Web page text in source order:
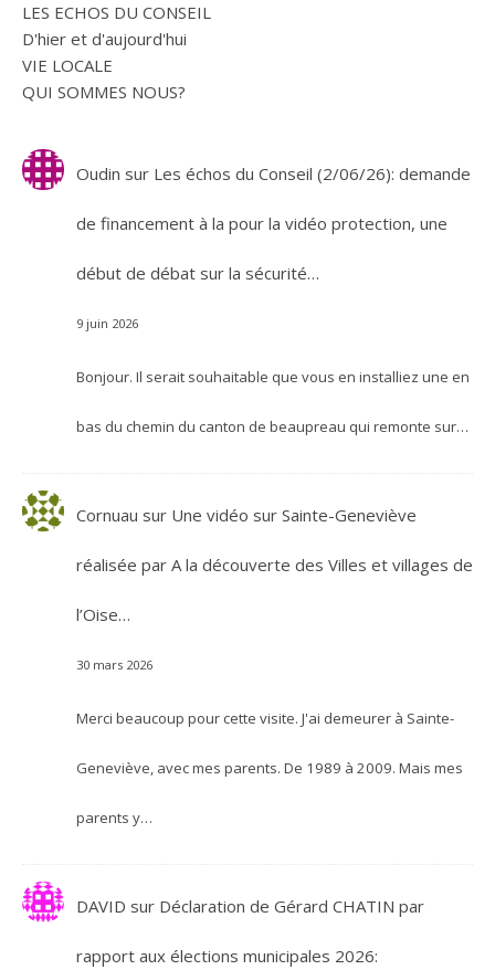
LES ECHOS DU CONSEIL
D'hier et d'aujourd'hui
VIE LOCALE
QUI SOMMES NOUS?
Oudin sur Les échos du Conseil (2/06/26): demande
de financement à la pour la vidéo protection, une
début de débat sur la sécurité…
9 juin 2026
Bonjour. Il serait souhaitable que vous en installiez une en
bas du chemin du canton de beaupreau qui remonte sur…
Cornuau sur Une vidéo sur Sainte-Geneviève
réalisée par A la découverte des Villes et villages de
l’Oise…
30 mars 2026
Merci beaucoup pour cette visite. J'ai demeurer à Sainte-
Geneviève, avec mes parents. De 1989 à 2009. Mais mes
parents y…
DAVID sur Déclaration de Gérard CHATIN par
rapport aux élections municipales 2026: